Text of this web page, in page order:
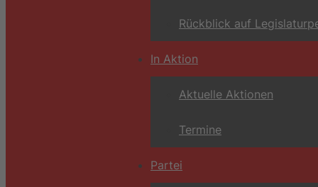
Rückblick auf
In Aktion
Aktuelle Aktionen
Termine
Partei